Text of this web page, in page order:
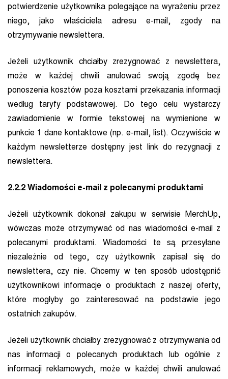
potwierdzenie użytkownika polegające na wyrażeniu przez
niego, jako właściciela adresu e-mail, zgody na
otrzymywanie newslettera.
Jeżeli użytkownik chciałby zrezygnować z newslettera,
może w każdej chwili anulować swoją zgodę bez
ponoszenia kosztów poza kosztami przekazania informacji
według taryfy podstawowej. Do tego celu wystarczy
zawiadomienie w formie tekstowej na wymienione w
punkcie 1 dane kontaktowe (np. e-mail, list). Oczywiście w
każdym newsletterze dostępny jest link do rezygnacji z
newslettera.
2.2.2 Wiadomości e-mail z polecanymi produktami
Jeżeli użytkownik dokonał zakupu w serwisie MerchUp,
wówczas może otrzymywać od nas wiadomości e-mail z
polecanymi produktami. Wiadomości te są przesyłane
niezależnie od tego, czy użytkownik zapisał się do
newslettera, czy nie. Chcemy w ten sposób udostępnić
użytkownikowi informacje o produktach z naszej oferty,
które mogłyby go zainteresować na podstawie jego
ostatnich zakupów.
Jeżeli użytkownik chciałby zrezygnować z otrzymywania od
nas informacji o polecanych produktach lub ogólnie z
informacji reklamowych, może w każdej chwili anulować